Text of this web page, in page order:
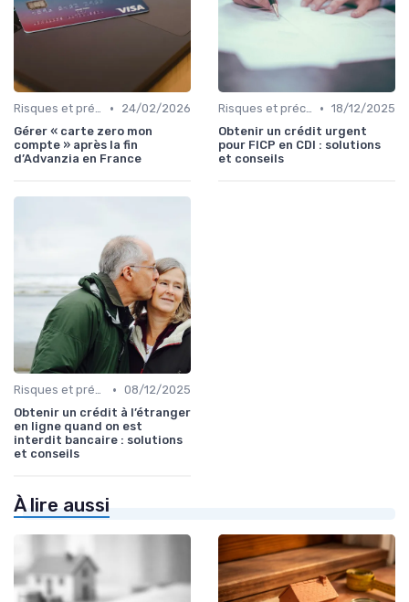
Risques et précautions •
24/02/2026
Gérer « carte zero mon
compte » après la fin
d’Advanzia en France
Risques et précautions • 18/12/2025
Obtenir un crédit urgent
pour FICP en CDI : solutions
et conseils
Risques et précautions • 08/12/2025
Obtenir un crédit à l’étranger
en ligne quand on est
interdit bancaire : solutions
et conseils
À lire aussi